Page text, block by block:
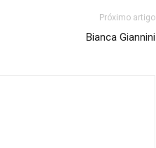
Próximo artigo
Bianca Giannini